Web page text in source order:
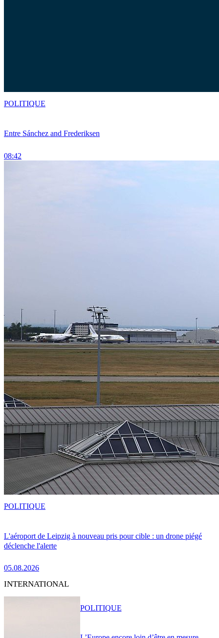
Entre Sánchez and Frederiksen
08:42
POLITIQUE
L'aéroport de Leipzig à nouveau pris pour cible : un drone piégé
déclenche l'alerte
05.08.2026
POLITIQUE
INTERNATIONAL
POLITIQUE